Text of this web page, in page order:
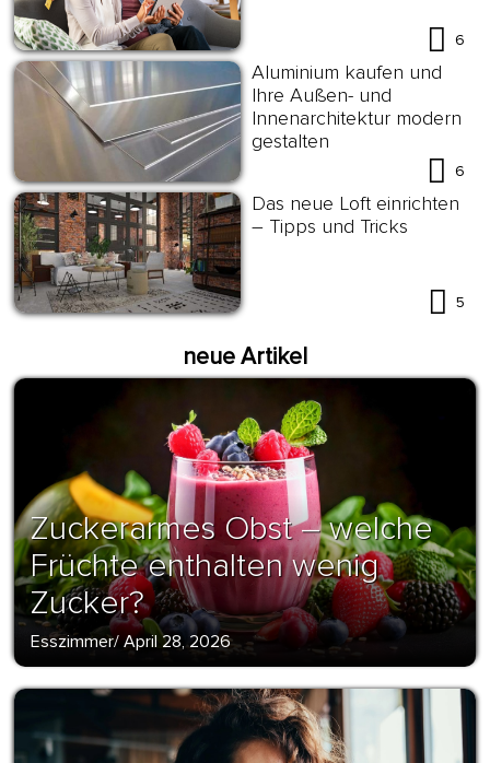
6
Aluminium kaufen und
Ihre Außen- und
Innenarchitektur modern
gestalten
6
Das neue Loft einrichten
– Tipps und Tricks
5
neue Artikel
Zuckerarmes Obst – welche
Früchte enthalten wenig
Zucker?
Esszimmer/April 28, 2026